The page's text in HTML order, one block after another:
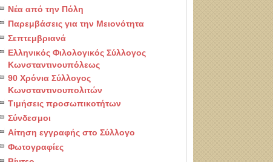
Νέα από την Πόλη
Παρεμβάσεις για την Μειονότητα
Σεπτεμβριανά
Ελληνικός Φιλολογικός Σύλλογος
Κωνσταντινουπόλεως
90 Χρόνια Σύλλογος
Κωνσταντινουπολιτών
Τιμήσεις προσωπικοτήτων
Σύνδεσμοι
Αίτηση εγγραφής στο Σύλλογο
Φωτογραφίες